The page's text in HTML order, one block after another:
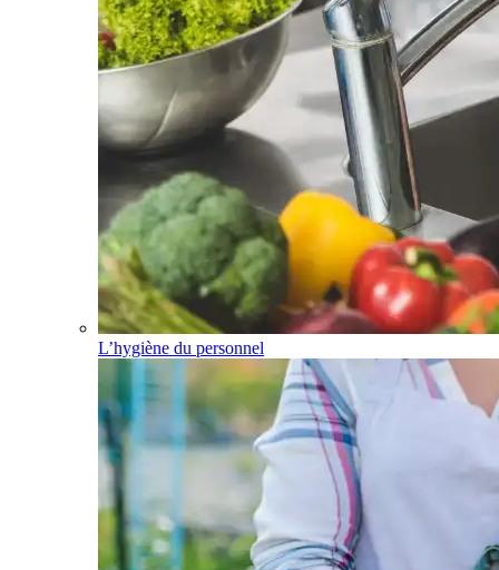
L’hygiène du personnel